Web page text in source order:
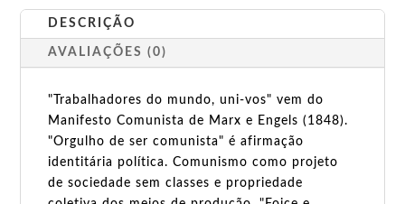
DESCRIÇÃO
AVALIAÇÕES (0)
"Trabalhadores do mundo, uni-vos" vem do
Manifesto Comunista de Marx e Engels (1848).
"Orgulho de ser comunista" é afirmação
identitária política. Comunismo como projeto
de sociedade sem classes e propriedade